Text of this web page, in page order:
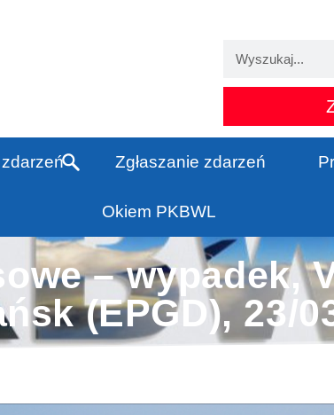
Zgłaszanie zdarzeń
Okiem PKBWL
– wypadek,
(EPGD), 23/